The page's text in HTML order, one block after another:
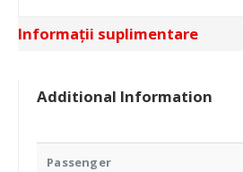
Informații suplimentare
Additional Information
Passenger